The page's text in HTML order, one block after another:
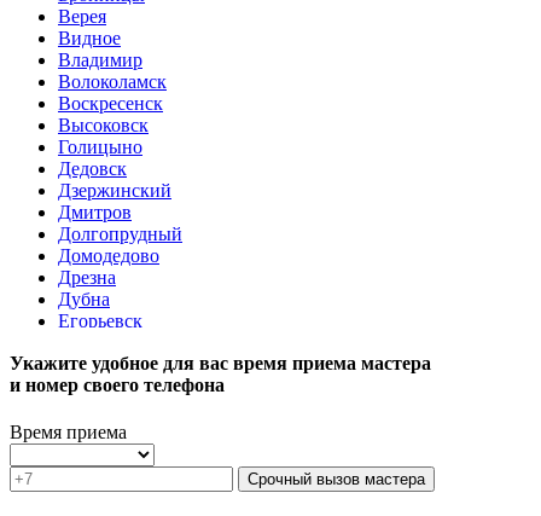
Верея
Видное
Владимир
Волоколамск
Воскресенск
Высоковск
Голицыно
Дедовск
Дзержинский
Дмитров
Долгопрудный
Домодедово
Дрезна
Дубна
Егорьевск
Жуковский
Зарайск
Зеленоград
Ивантеевка
Истра
Кашира
Укажите удобное для вас время приема мастера
и номер своего телефона
Время приема
Срочный вызов мастера